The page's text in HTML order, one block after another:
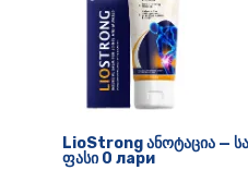
LioStrong ანოტაცია —
ფასი 0 лари